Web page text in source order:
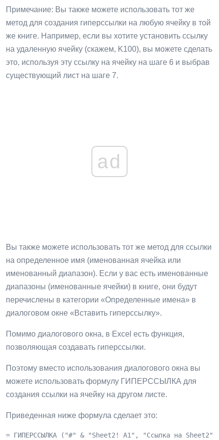
Примечание: Вы также можете использовать тот же
метод для создания гиперссылки на любую ячейку в той
же книге. Например, если вы хотите установить ссылку
на удаленную ячейку (скажем, K100), вы можете сделать
это, используя эту ссылку на ячейку на шаге 6 и выбрав
существующий лист на шаге 7.
ad
Вы также можете использовать тот же метод для ссылки
на определенное имя (именованная ячейка или
именованный диапазон). Если у вас есть именованные
диапазоны (именованные ячейки) в книге, они будут
перечислены в категории «Определенные имена» в
диалоговом окне «Вставить гиперссылку».
Помимо диалогового окна, в Excel есть функция,
позволяющая создавать гиперссылки.
Поэтому вместо использования диалогового окна вы
можете использовать формулу ГИПЕРССЫЛКА для
создания ссылки на ячейку на другом листе.
Приведенная ниже формула сделает это:
= ГИПЕРССЫЛКА ("#" & "Sheet2! A1", "Ссылка на Sheet2")